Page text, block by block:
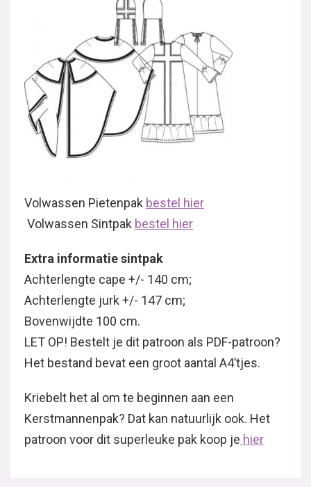
Volwassen Pietenpak bestel hier
Volwassen Sintpak bestel hier
Extra informatie sintpak
Achterlengte cape +/- 140 cm;
Achterlengte jurk +/- 147 cm;
Bovenwijdte 100 cm.
LET OP! Bestelt je dit patroon als PDF-patroon?
Het bestand bevat een groot aantal A4’tjes.
Kriebelt het al om te beginnen aan een
Kerstmannenpak? Dat kan natuurlijk ook. Het
patroon voor dit superleuke pak koop je hier